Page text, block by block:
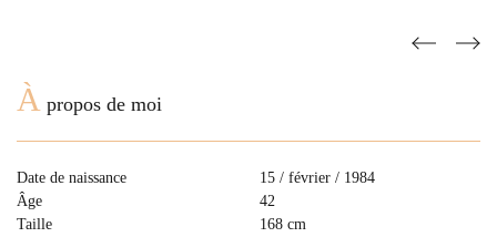
À propos de moi
Date de naissance
15 / février / 1984
Âge
42
Taille
168 cm